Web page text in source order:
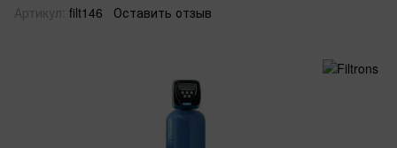
Артикул: filt146 Оставить отзыв